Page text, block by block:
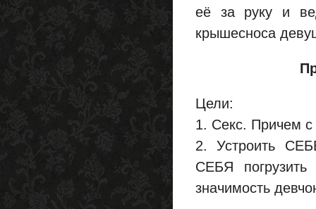
её за руку и
крышесноса
Цели:
1. Секс. Причем
2. Устроить
СЕБЯ
значимость